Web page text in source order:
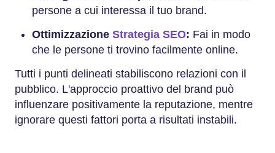
persone a cui interessa il tuo brand.
Ottimizzazione Strategia SEO: Fai in modo
che le persone ti trovino facilmente online.
Tutti i punti delineati stabiliscono relazioni con il
pubblico. L'approccio proattivo del brand può
influenzare positivamente la reputazione, mentre
ignorare questi fattori porta a risultati instabili.